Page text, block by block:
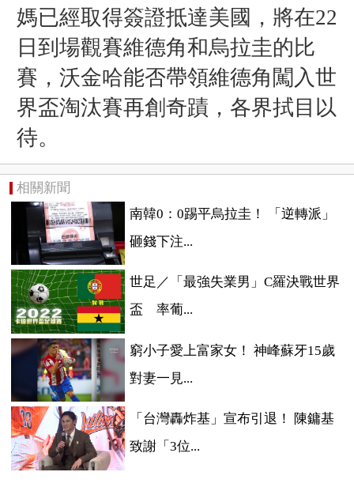
媽已經取得簽證抵達美國，將在22
日到場觀賽維德角和烏拉圭的比
賽，沃金哈能否帶領維德角闖入世
界盃淘汰賽再創奇蹟，各界拭目以
待。
相關新聞
南韓0：0踢平烏拉圭！ 「逆轉派」
砸錢下注...
世足／「最強失業男」C羅決戰世界
盃 率葡...
窮小子愛上富家女！ 神峰蘇牙15歲
對妻一見...
「台灣轟炸基」宣布引退！ 陳鏞基
致謝「3位...